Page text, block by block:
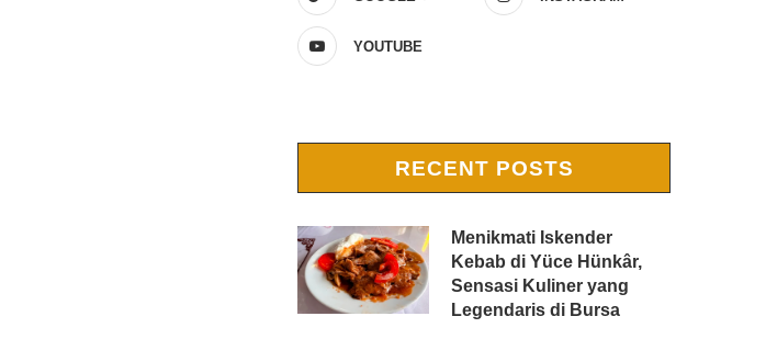
YOUTUBE
RECENT POSTS
Menikmati Iskender
Kebab di Yüce Hünkâr,
Sensasi Kuliner yang
Legendaris di Bursa